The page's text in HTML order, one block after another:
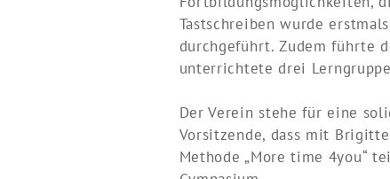
Tastschreiben wurde
durchgeführt. Zudem führte
unterrichtete drei
Der Verein stehe für eine
Vorsitzende, dass mit
Methode „More time 4you“